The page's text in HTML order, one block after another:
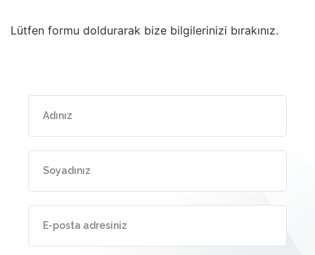
Lütfen formu doldurarak bize bilgilerinizi bırakınız.